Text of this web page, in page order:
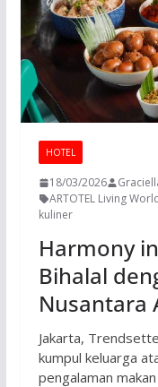
HOTEL
18/03/2026
ARTOTEL Living
kuliner
Harmony
Bihalal
Nusantara
Jakarta,
kumpul keluarga
pengalaman